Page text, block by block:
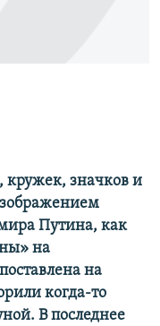
кружек, значков и
Путина, как
на
на
когда-то
В последнее